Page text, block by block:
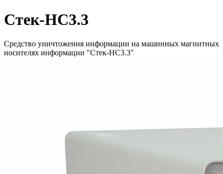
Стек-НС3.3
Средство уничтожения информации на машинных магнитных
носителях информации "Стек-НС3.3"